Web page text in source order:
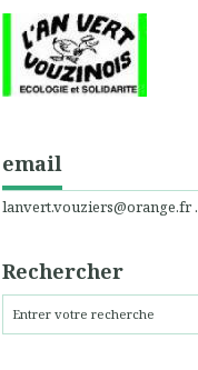
email
lanvert.vouziers@orange.fr .
Rechercher